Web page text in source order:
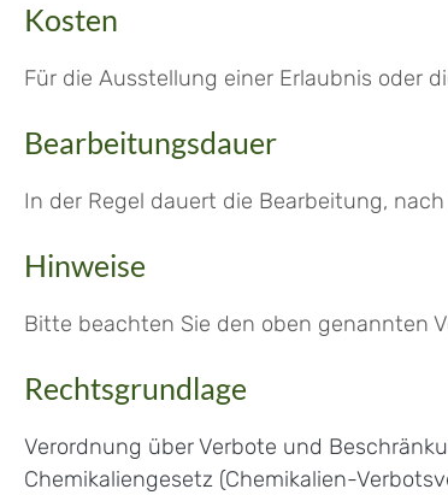
Kosten
Für die Ausstellung einer Erlaubnis oder
Bearbeitungsdauer
In der Regel dauert die Bearbeitung,
Hinweise
Bitte beachten Sie den oben genannten
Rechtsgrundlage
Verordnung über Verbote und
Chemikaliengesetz (Chemikalien-